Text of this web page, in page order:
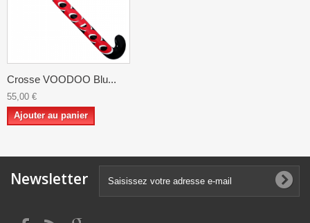
Crosse VOODOO Blu...
55,00 €
Ajouter au panier
Newsletter